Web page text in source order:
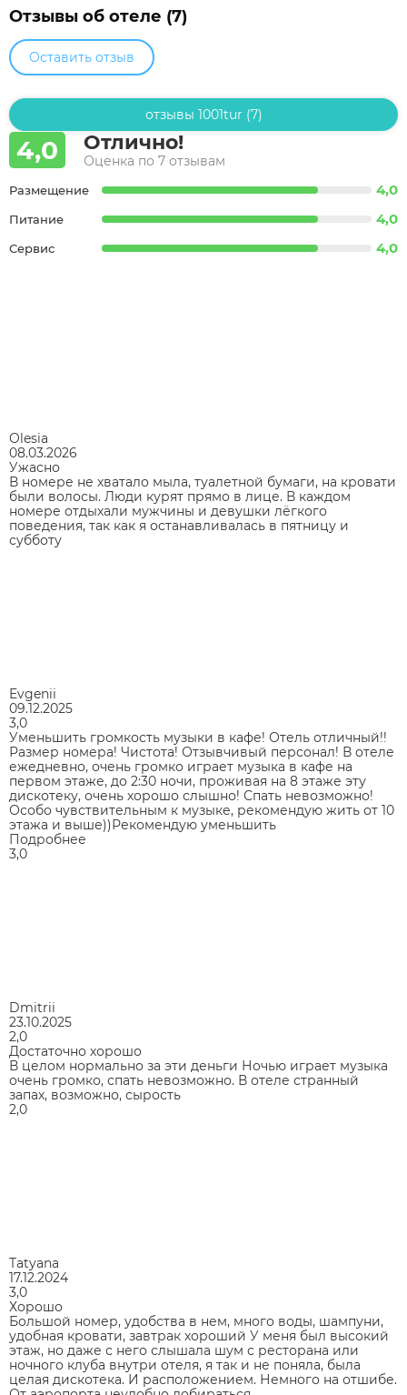
Отзывы об отеле (7)
Оставить отзыв
отзывы 1001tur (7)
4,0 Отлично!
Оценка по 7 отзывам
Размещение 4,0
Питание 4,0
Сервис 4,0
Olesia
08.03.2026
Ужасно
В номере не хватало мыла, туалетной бумаги, на кровати
были волосы. Люди курят прямо в лице. В каждом
номере отдыхали мужчины и девушки лёгкого
поведения, так как я останавливалась в пятницу и
субботу
Evgenii
09.12.2025
3,0
Уменьшить громкость музыки в кафе! Отель отличный!!
Размер номера! Чистота! Отзывчивый персонал! В отеле
ежедневно, очень громко играет музыка в кафе на
первом этаже, до 2:30 ночи, проживая на 8 этаже эту
дискотеку, очень хорошо слышно! Спать невозможно!
Особо чувствительным к музыке, рекомендую жить от 10
этажа и выше))Рекомендую уменьшить
Подробнее
3,0
Dmitrii
23.10.2025
2,0
Достаточно хорошо
В целом нормально за эти деньги Ночью играет музыка
очень громко, спать невозможно. В отеле странный
запах, возможно, сырость
2,0
Tatyana
17.12.2024
3,0
Хорошо
Большой номер, удобства в нем, много воды, шампуни,
удобная кровати, завтрак хороший У меня был высокий
этаж, но даже с него слышала шум с ресторана или
ночного клуба внутри отеля, я так и не поняла, была
целая дискотека. И расположением. Немного на отшибе.